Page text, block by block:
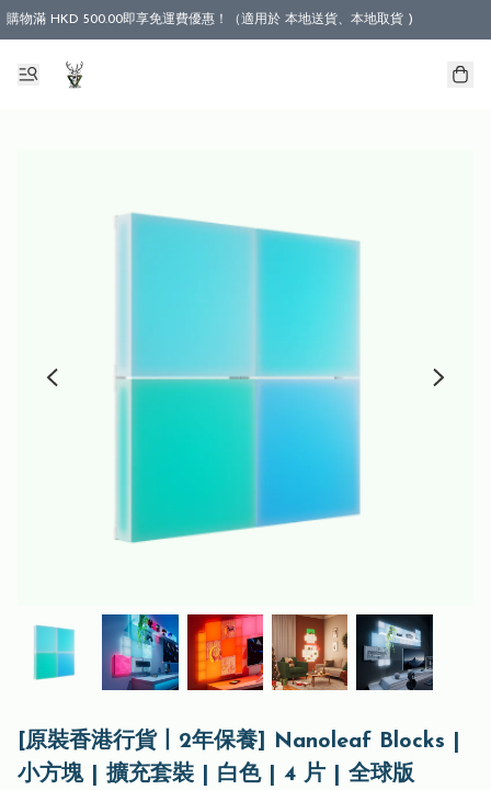
購物滿 HKD 500.00即享免運費優惠！（適用於 本地送貨、本地取貨 )
[原裝香港行貨丨2年保養] Nanoleaf Blocks |
小方塊 | 擴充套裝 | 白色 | 4 片 | 全球版